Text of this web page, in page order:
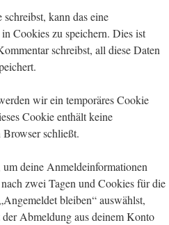
kann das eine
Cookies zu speichern. Dies ist
schreibst, all diese Daten
wir ein temporäres Cookie
Cookie enthält keine
schließt.
deine Anmeldeinformationen
zwei Tagen und Cookies für die
bleiben“ auswählst,
Abmeldung aus deinem Konto